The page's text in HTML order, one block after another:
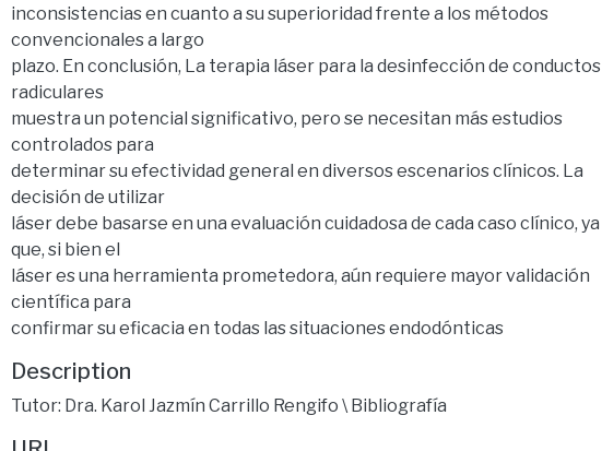
inconsistencias en cuanto a su superioridad frente a los métodos
convencionales a largo
plazo. En conclusión, La terapia láser para la desinfección de conductos
radiculares
muestra un potencial significativo, pero se necesitan más estudios
controlados para
determinar su efectividad general en diversos escenarios clínicos. La
decisión de utilizar
láser debe basarse en una evaluación cuidadosa de cada caso clínico, ya
que, si bien el
láser es una herramienta prometedora, aún requiere mayor validación
científica para
confirmar su eficacia en todas las situaciones endodónticas
Description
Tutor: Dra. Karol Jazmín Carrillo Rengifo \ Bibliografía